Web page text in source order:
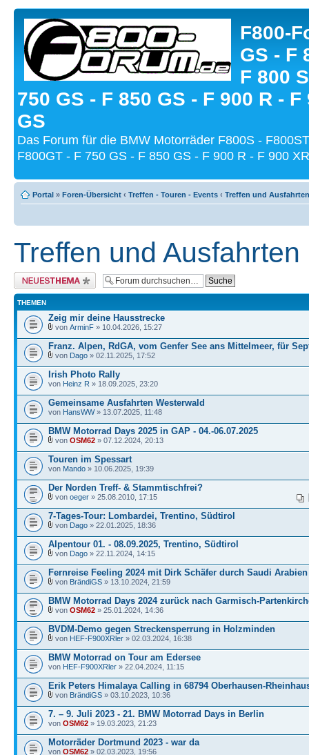
F800-
GS - F
F 800
750 GS - F 850 GS - F 900 R - F
GS
Das Forum für die BMW Motorräder F800S -
F800GT - F 750 GS - F 850 GS - F 900 R - F 900
Portal » Foren-Übersicht ‹ Treffen - Touren - Events ‹ Treffen und Ausfahrten
Treffen und Ausfahrten
Neues Thema erstellen
THEMEN
Zeig mir deine Hausstrecke
von ArminF » 10.04.2026, 15:27
Franz. Alpen, RdGA, vom Genfer See ans Mittelmeer, für
von Dago » 02.11.2025, 17:52
Irish Photo Rally
von Heinz R » 18.09.2025, 23:20
Gemeinsame Ausfahrten Westerwald
von HansWW» 13.07.2025, 11:48
BMW Motorrad Days 2025 in GAP - 04.-06.07.2025
von OSM62 » 07.12.2024, 20:13
Touren im Spessart
von Mando » 10.06.2025, 19:39
Der Norden Treff- & Stammtischfrei?
von oeger » 25.08.2010, 17:15
7-Tages-Tour: Lombardei, Trentino, Südtirol
von Dago » 22.01.2025, 18:36
Alpentour 01. - 08.09.2025, Trentino, Südtirol
von Dago » 22.11.2024, 14:15
Fernreise Feeling 2024 mit Dirk Schäfer durch Saudi Arabien
von BrändiGS » 13.10.2024, 21:59
BMW Motorrad Days 2024 zurück nach Garmisch-
von OSM62 » 25.01.2024, 14:36
BVDM-Demo gegen Streckensperrung in Holzminden
von HEF-F900XRler » 02.03.2024, 16:38
BMW Motorrad on Tour am Edersee
von HEF-F900XRler » 22.04.2024, 11:15
Erik Peters Himalaya Calling in 68794 Oberhausen-
von BrändiGS » 03.10.2023, 10:36
7. – 9. Juli 2023 - 21. BMW Motorrad Days in Berlin
von OSM62 » 19.03.2023, 21:23
Motorräder Dortmund 2023 - war da
von OSM62 » 02.03.2023, 19:56